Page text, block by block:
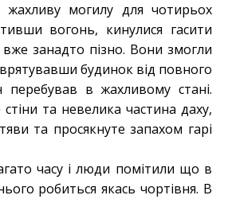
жахливу могилу для чотирьох
вогонь, кинулися гасити
занадто пізно. Вони змогли
врятувавши будинок від повного
в жахливому стані.
та невелика частина даху,
та просякнуте запахом гарі
часу і люди помітили що в
робиться якась чортівня. В